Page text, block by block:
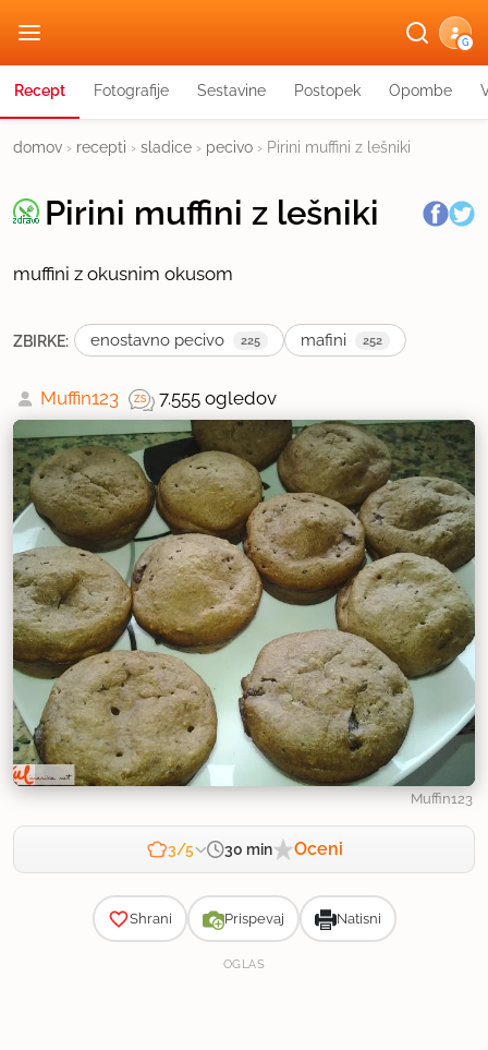
G
Recept Fotografije Sestavine Postopek Opombe
domov › recepti › sladice › pecivo › Pirini muffini z lešniki
Pirini muffini z lešniki
muffini z okusnim okusom
ZBIRKE: enostavno pecivo 225 mafini 252
Muffin123 7.555 ogledov
Muffin123
3/5 30 min Oceni
Shrani Prispevaj Natisni
OGLAS